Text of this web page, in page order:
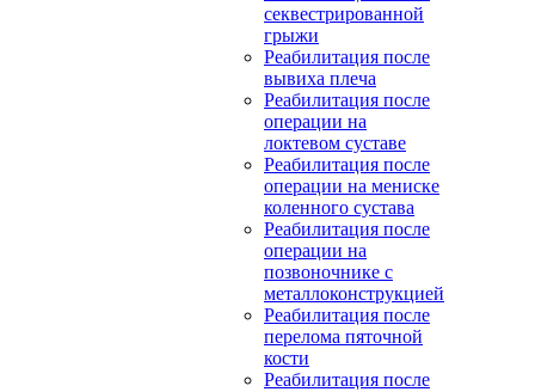
секвестрированной
грыжи
Реабилитация после
вывиха плеча
Реабилитация после
операции на
локтевом суставе
Реабилитация после
операции на мениске
коленного сустава
Реабилитация после
операции на
позвоночнике с
металлоконструкцией
Реабилитация после
перелома пяточной
кости
Реабилитация после